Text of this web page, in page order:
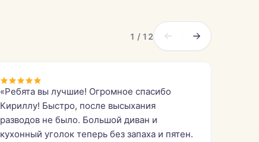
1 / 12
«Ребята вы лучшие! Огромное спасибо
Кириллу! Быстро, после высыхания
разводов не было. Большой диван и
кухонный уголок теперь без запаха и пятен.